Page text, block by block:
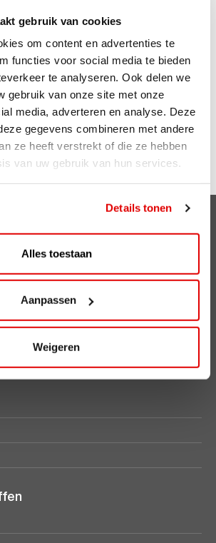
gebruik van cookies
om content en advertenties te
functies voor social media te bieden
te analyseren. Ook delen we
gebruik van onze site met onze
media, adverteren en analyse. Deze
gegevens combineren met andere
ze heeft verstrekt of die ze hebben
van uw gebruik van hun services.
Details tonen
Alles toestaan
Aanpassen
Weigeren
de ViaAVIA app of spaarkaart.
tankstations van AVIA. Voor
punt. Ook op je aankopen in de shop
Zo is iedere bestede euro 1 punt
kun je rekenen op leuke
Kijk op Viaavia.nl